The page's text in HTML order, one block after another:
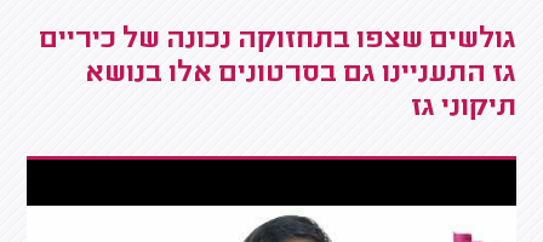
גולשים שצפו בתחזוקה נכונה של כיריים
גז התעניינו גם בסרטונים אלו בנושא
תיקוני גז